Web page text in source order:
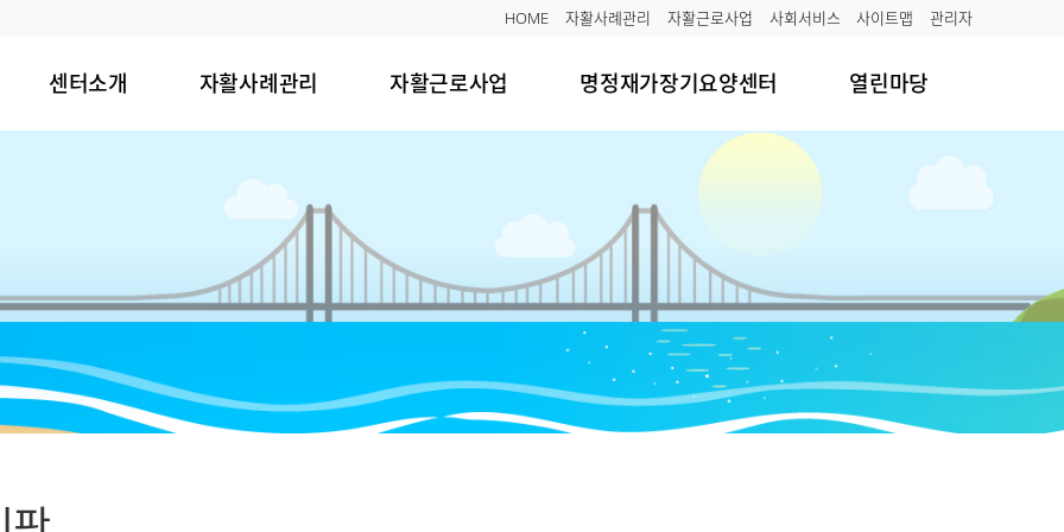
HOME 자활사례관리 자활근로사업 사회서비스 사이트맵 관리자
센터소개 자활사례관리 자활근로사업 명정재가장기요양센터 열린마당